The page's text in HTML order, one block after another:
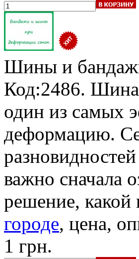
Шины и
Код:2486. Шина
один из самых
деформацию.
важно сначала
решение,
городе, цена,
1 грн.